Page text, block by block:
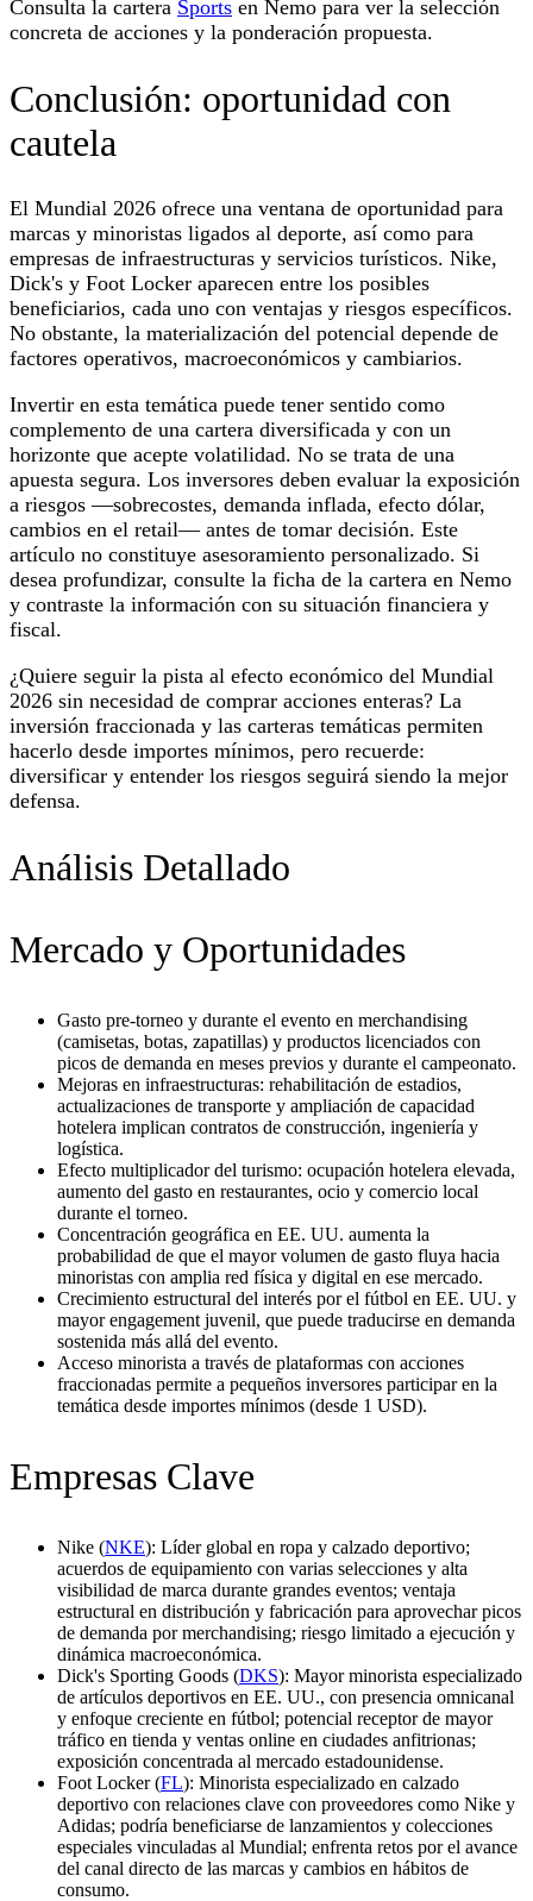
Consulta la cartera Sports en Nemo para ver la selección
concreta de acciones y la ponderación propuesta.
Conclusión: oportunidad con
cautela
El Mundial 2026 ofrece una ventana de oportunidad para
marcas y minoristas ligados al deporte, así como para
empresas de infraestructuras y servicios turísticos. Nike,
Dick's y Foot Locker aparecen entre los posibles
beneficiarios, cada uno con ventajas y riesgos específicos.
No obstante, la materialización del potencial depende de
factores operativos, macroeconómicos y cambiarios.
Invertir en esta temática puede tener sentido como
complemento de una cartera diversificada y con un
horizonte que acepte volatilidad. No se trata de una
apuesta segura. Los inversores deben evaluar la exposición
a riesgos —sobrecostes, demanda inflada, efecto dólar,
cambios en el retail— antes de tomar decisión. Este
artículo no constituye asesoramiento personalizado. Si
desea profundizar, consulte la ficha de la cartera en Nemo
y contraste la información con su situación financiera y
fiscal.
¿Quiere seguir la pista al efecto económico del Mundial
2026 sin necesidad de comprar acciones enteras? La
inversión fraccionada y las carteras temáticas permiten
hacerlo desde importes mínimos, pero recuerde:
diversificar y entender los riesgos seguirá siendo la mejor
defensa.
Análisis Detallado
Mercado y Oportunidades
Gasto pre-torneo y durante el evento en merchandising
(camisetas, botas, zapatillas) y productos licenciados con
picos de demanda en meses previos y durante el campeonato.
Mejoras en infraestructuras: rehabilitación de estadios,
actualizaciones de transporte y ampliación de capacidad
hotelera implican contratos de construcción, ingeniería y
logística.
Efecto multiplicador del turismo: ocupación hotelera elevada,
aumento del gasto en restaurantes, ocio y comercio local
durante el torneo.
Concentración geográfica en EE. UU. aumenta la
probabilidad de que el mayor volumen de gasto fluya hacia
minoristas con amplia red física y digital en ese mercado.
Crecimiento estructural del interés por el fútbol en EE. UU. y
mayor engagement juvenil, que puede traducirse en demanda
sostenida más allá del evento.
Acceso minorista a través de plataformas con acciones
fraccionadas permite a pequeños inversores participar en la
temática desde importes mínimos (desde 1 USD).
Empresas Clave
Nike (NKE): Líder global en ropa y calzado deportivo;
acuerdos de equipamiento con varias selecciones y alta
visibilidad de marca durante grandes eventos; ventaja
estructural en distribución y fabricación para aprovechar picos
de demanda por merchandising; riesgo limitado a ejecución y
dinámica macroeconómica.
Dick's Sporting Goods (DKS): Mayor minorista especializado
de artículos deportivos en EE. UU., con presencia omnicanal
y enfoque creciente en fútbol; potencial receptor de mayor
tráfico en tienda y ventas online en ciudades anfitrionas;
exposición concentrada al mercado estadounidense.
Foot Locker (FL): Minorista especializado en calzado
deportivo con relaciones clave con proveedores como Nike y
Adidas; podría beneficiarse de lanzamientos y colecciones
especiales vinculadas al Mundial; enfrenta retos por el avance
del canal directo de las marcas y cambios en hábitos de
consumo.